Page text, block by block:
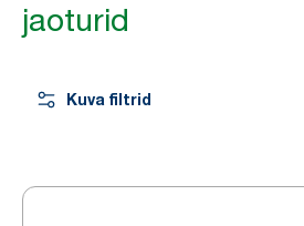
jaoturid
Kuva filtrid